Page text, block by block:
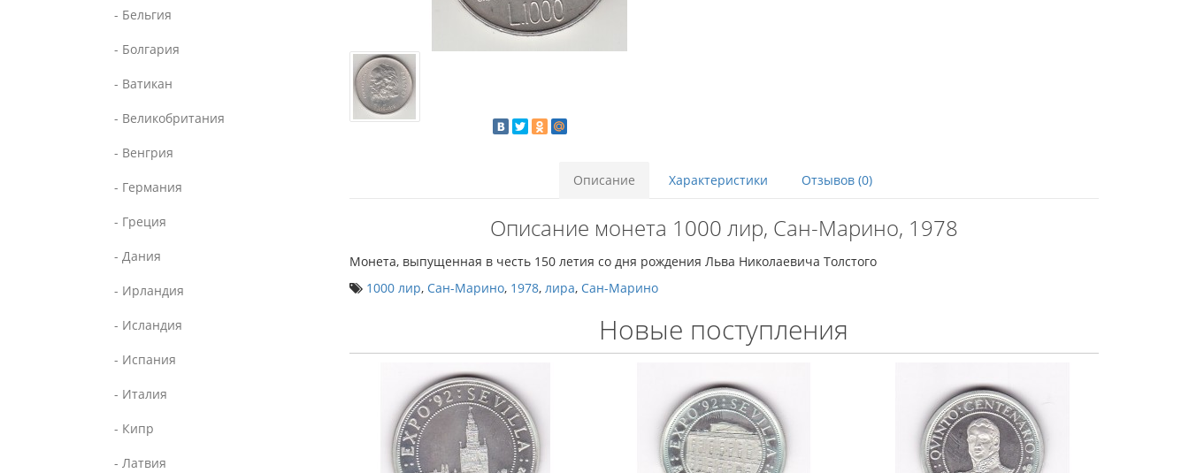
- Бельгия
- Болгария
- Ватикан
- Великобритания
- Венгрия
- Германия
- Греция
- Дания
- Ирландия
- Исландия
- Испания
- Италия
- Кипр
- Латвия
Описание Характеристики Отзывов (0)
Описание монета 1000 лир, Сан-Марино, 1978
Монета, выпущенная в честь 150 летия со дня рождения Льва Николаевича Толстого
1000 лир, Сан-Марино, 1978, лира, Сан-Марино
Новые поступления